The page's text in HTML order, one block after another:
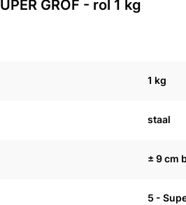
GROF - rol 1 kg
1 kg
staal
± 9 cm
5 -